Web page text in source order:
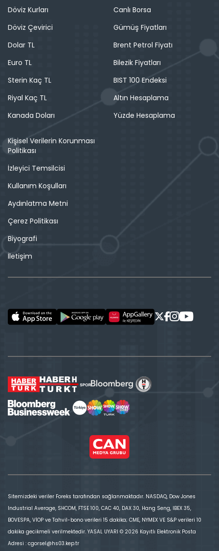
Döviz Kurları
Döviz Çevirici
Dolar TL
Euro TL
Sterin Kaç TL
Riyal Kaç TL
Kanada Doları
Canlı Borsa
Gümüş Fiyatları
Brent Petrol Fiyatı
Bilezik Fiyatları
BIST 100 Endeksi
Altın Hesaplama
Yüzde Hesaplama
Kişisel Verilerin Korunması
Politikası
İzleyici Temsilcisi
Kullanım Koşulları
Aydınlatma Metni
Çerez Politikası
Biyografi
İletişim
Sitemizdeki veriler Foreks tarafından sağlanmaktadır. NASDAQ, Dow Jones
Industrial Average, SHCOM, FTSE 100, CAC 40, DAX 30, Hang Seng, IBEX 35,
BOVESPA, VİOP ve Tahvil-bono verileri 15 dakika; CME, NYMEX VE S&P verileri 10
dakika gecikmeli verilmektedir. YASAL UYARI © 2026 Kayıtlı Elektronik Posta
Adresi : cgorsel@hs03.kep.tr